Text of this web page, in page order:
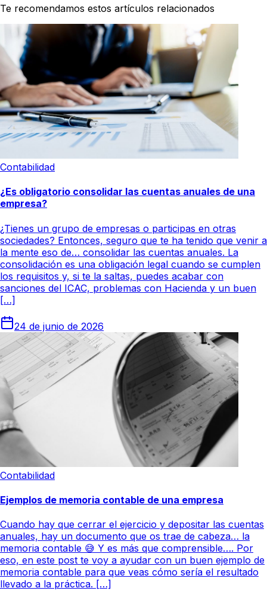
Te recomendamos estos artículos relacionados
Contabilidad
¿Es obligatorio consolidar las cuentas anuales de una
empresa?
¿Tienes un grupo de empresas o participas en otras
sociedades? Entonces, seguro que te ha tenido que venir a
la mente eso de… consolidar las cuentas anuales. La
consolidación es una obligación legal cuando se cumplen
los requisitos y, si te la saltas, puedes acabar con
sanciones del ICAC, problemas con Hacienda y un buen
[…]
24 de junio de 2026
Contabilidad
Ejemplos de memoria contable de una empresa
Cuando hay que cerrar el ejercicio y depositar las cuentas
anuales, hay un documento que os trae de cabeza… la
memoria contable 😅 Y es más que comprensible…. Por
eso, en este post te voy a ayudar con un buen ejemplo de
memoria contable para que veas cómo sería el resultado
llevado a la práctica. […]